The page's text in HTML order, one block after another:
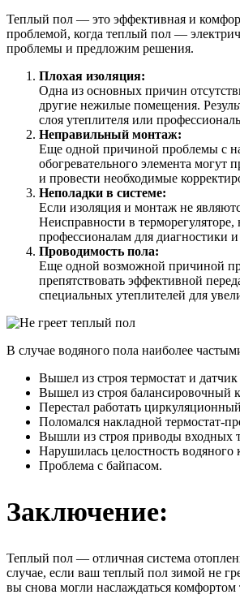
Теплый пол — это эффективная и
проблемой, когда теплый пол —
проблемы и предложим решения.
Плохая изоляция:
Одна из основных причин
другие нежилые помещения.
слоя утеплителя или
Неправильный монтаж:
Еще одной причиной проблемы с
обогревательного элемента
и провести необходимые
Неполадки в системе:
Если изоляция и монтаж не
Неисправности в
профессионалам для диагностики
Проводимость пола:
Еще одной возможной причиной
препятствовать эффективной
специальных утеплителей для
В случае водяного пола наиболее
Вышел из строя термостат и
Вышел из строя балансировочный
Перестал работать
Поломался накладной термостат-
Вышли из строя приводы входных
Нарушилась целостность водяного
Проблема с байпасом.
Заключение:
Теплый пол — отличная система
случае, если ваш теплый пол зимой не
вы снова могли наслаждаться комфортом